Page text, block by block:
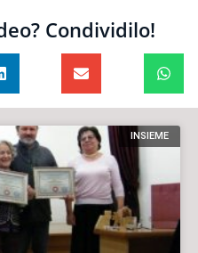
Condividilo!
INSIEME